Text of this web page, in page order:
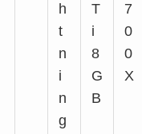
h
t
n
i
n
g
T
i
8
G
B
7
0
0
X